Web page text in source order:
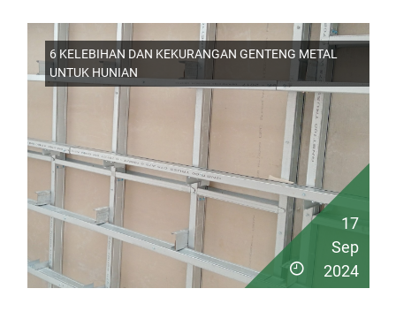
6 KELEBIHAN DAN KEKURANGAN GENTENG METAL
UNTUK HUNIAN
17
Sep
2024